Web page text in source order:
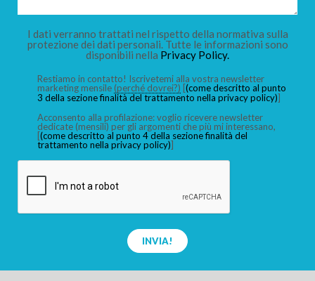
I dati verranno trattati nel rispetto della normativa sulla
protezione dei dati personali. Tutte le informazioni sono
disponibili nella Privacy Policy.
Restiamo in contatto! Iscrivetemi alla vostra newsletter
marketing mensile (perché dovrei?) [(come descritto al punto
3 della sezione finalità del trattamento nella privacy policy)]
Acconsento alla profilazione: voglio ricevere newsletter
dedicate (mensili) per gli argomenti che più mi interessano,
[(come descritto al punto 4 della sezione finalità del
trattamento nella privacy policy)]
INVIA!